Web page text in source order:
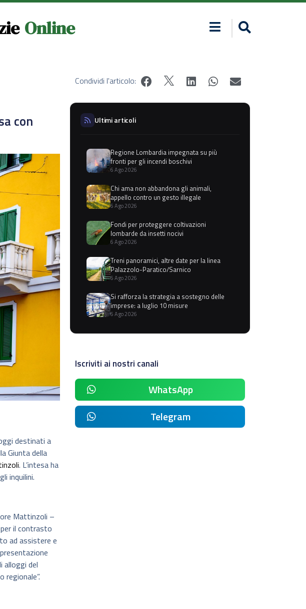
Online
con
destinati a
Giunta della
. L’intesa ha
inquilini.
Mattinzoli –
il contrasto
ad assistere e
alloggi del
Condividi l'articolo:
Ultimi articoli
Regione Lombardia impegnata su più
fronti per gli incendi boschivi
6 Ago 2026
Chi ama non abbandona gli animali,
appello contro un gesto illegale
6 Ago 2026
Fondi per proteggere coltivazioni
lombarde da insetti nocivi
6 Ago 2026
Treni panoramici, altre date per la linea
Palazzolo-Paratico/Sarnico
6 Ago 2026
Si rafforza la strategia a sostegno delle
imprese: a luglio 10 misure
6 Ago 2026
Iscriviti ai nostri canali
WhatsApp
Telegram